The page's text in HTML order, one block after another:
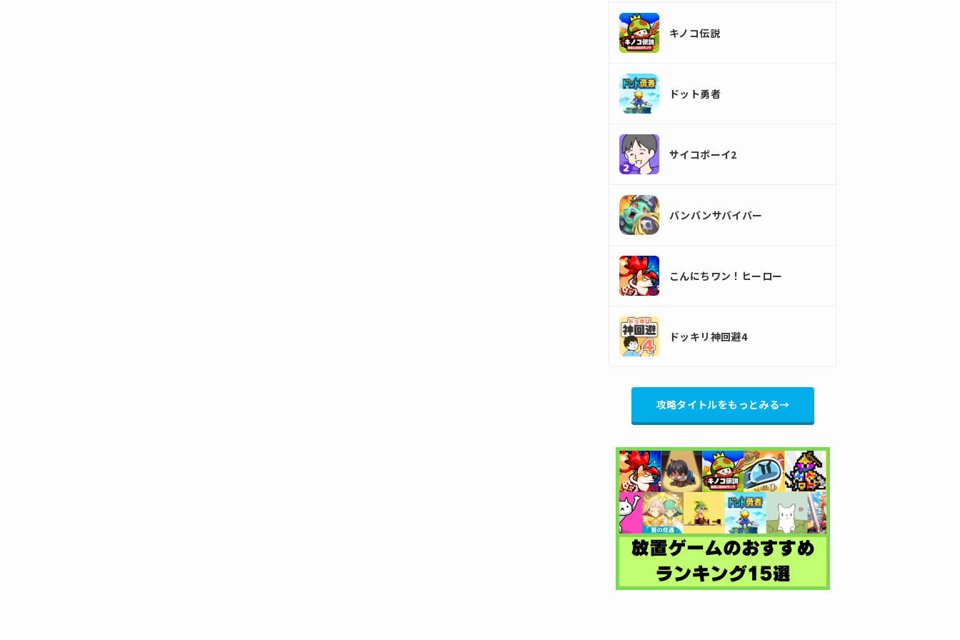
キノコ伝説
ドット勇者
サイコボーイ2
バンバンサバイバー
こんにちワン！ヒーロー
ドッキリ神回避4
攻略タイトルをもっとみる→